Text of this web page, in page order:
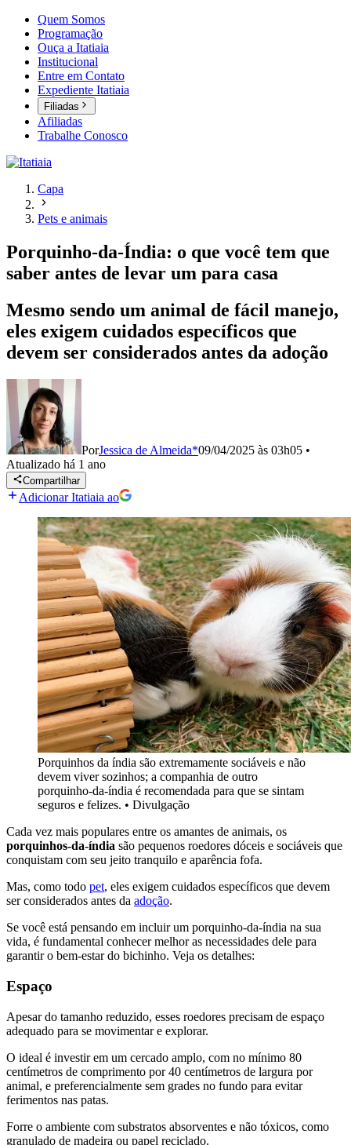
Quem Somos
Programação
Ouça a Itatiaia
Institucional
Entre em Contato
Expediente Itatiaia
Filiadas
Afiliadas
Trabalhe Conosco
Capa
Pets e animais
Porquinho-da-Índia: o que você tem que
saber antes de levar um para casa
Mesmo sendo um animal de fácil manejo,
eles exigem cuidados específicos que
devem ser considerados antes da adoção
PorJessica de Almeida*09/04/2025 às 03h05 •
Atualizado há 1 ano
Compartilhar
Adicionar Itatiaia ao
Porquinhos da índia são extremamente sociáveis e não
devem viver sozinhos; a companhia de outro
porquinho-da-índia é recomendada para que se sintam
seguros e felizes. • Divulgação
Cada vez mais populares entre os amantes de animais, os
porquinhos-da-índia são pequenos roedores dóceis e sociáveis que
conquistam com seu jeito tranquilo e aparência fofa.
Mas, como todo pet, eles exigem cuidados específicos que devem
ser considerados antes da adoção.
Se você está pensando em incluir um porquinho-da-índia na sua
vida, é fundamental conhecer melhor as necessidades dele para
garantir o bem-estar do bichinho. Veja os detalhes:
Espaço
Apesar do tamanho reduzido, esses roedores precisam de espaço
adequado para se movimentar e explorar.
O ideal é investir em um cercado amplo, com no mínimo 80
centímetros de comprimento por 40 centímetros de largura por
animal, e preferencialmente sem grades no fundo para evitar
ferimentos nas patas.
Forre o ambiente com substratos absorventes e não tóxicos, como
granulado de madeira ou papel reciclado.